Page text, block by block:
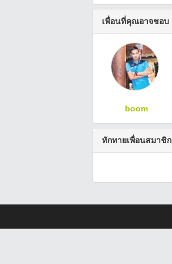
เพื่อนที่คุณอาจชอบ
boom
ทักทายเพื่อนสมาชิก